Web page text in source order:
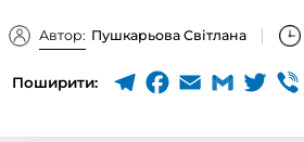
Автор: Пушкарьова Світлана
Поширити: